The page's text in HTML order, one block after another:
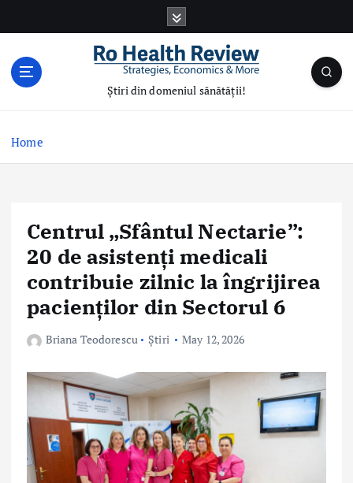
Știri din domeniul sănătății!
Home
Centrul „Sfântul Nectarie”:
20 de asistenți medicali
contribuie zilnic la îngrijirea
pacienților din Sectorul 6
Briana Teodorescu Știri May 12, 2026